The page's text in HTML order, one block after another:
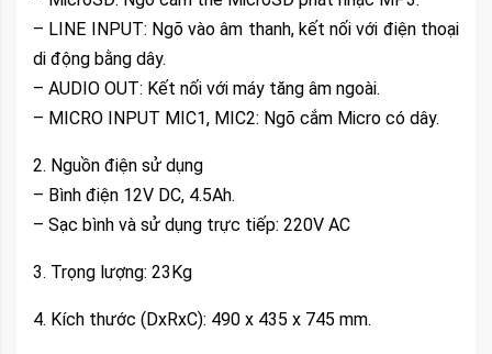
– LINE INPUT: Ngõ vào âm thanh, kết nối với điện thoại
di động bằng dây.
– AUDIO OUT: Kết nối với máy tăng âm ngoài.
– MICRO INPUT MIC1, MIC2: Ngõ cắm Micro có dây.
2. Nguồn điện sử dụng
– Bình điện 12V DC, 4.5Ah.
– Sạc bình và sử dụng trực tiếp: 220V AC
3. Trọng lượng: 23Kg
4. Kích thước (DxRxC): 490 x 435 x 745 mm.